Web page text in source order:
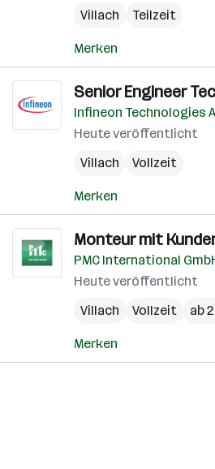
Villach
Teilzeit
Merken
Senior Engineer
Infineon Technologies
Heute veröffentlicht
Villach
Vollzeit
Merken
Monteur mit
PMC International
Heute veröffentlicht
Villach
Vollzeit ab
Merken